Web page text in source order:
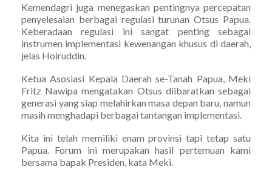
Kemendagri juga menegaskan pentingnya percepatan
penyelesaian berbagai regulasi turunan Otsus Papua.
Keberadaan regulasi ini sangat penting sebagai
instrumen implementasi kewenangan khusus di daerah,
jelas Hoiruddin.
Ketua Asosiasi Kepala Daerah se-Tanah Papua, Meki
Fritz Nawipa mengatakan Otsus diibaratkan sebagai
generasi yang siap melahirkan masa depan baru, namun
masih menghadapi berbagai tantangan implementasi.
Kita ini telah memiliki enam provinsi tapi tetap satu
Papua. Forum ini merupakan hasil pertemuan kami
bersama bapak Presiden, kata Meki.